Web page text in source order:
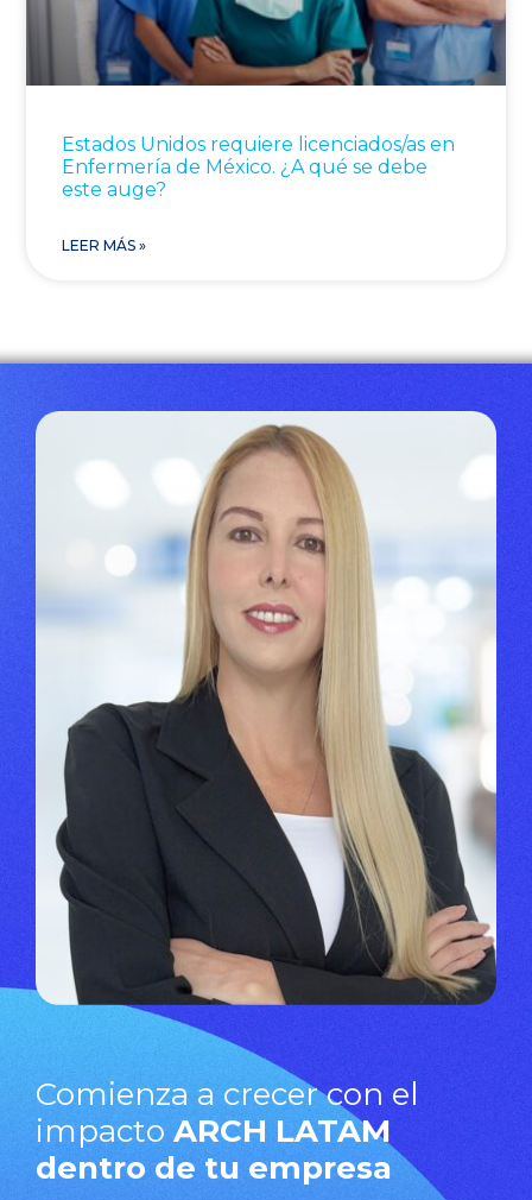
Estados Unidos requiere licenciados/as en
Enfermería de México. ¿A qué se debe
este auge?
LEER MÁS »
Comienza a crecer con el
impacto ARCH LATAM
dentro de tu empresa